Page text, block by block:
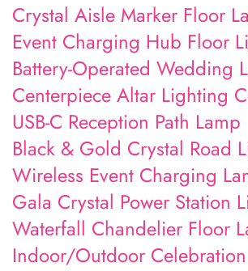
Crystal Aisle Marker Floor
Event Charging Hub Floor
Battery-Operated Wedding
Centerpiece Altar Lighting
USB-C Reception Path Lamp
Black & Gold Crystal Road
Wireless Event Charging
Gala Crystal Power Station
Waterfall Chandelier Floor
Indoor/Outdoor